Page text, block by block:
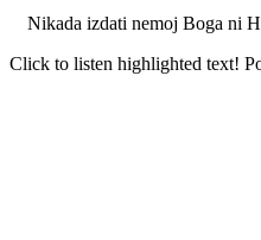
Nikada izdati nemoj Boga ni
Click to listen highlighted text!